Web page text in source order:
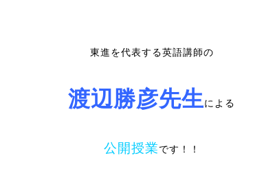
東進を代表する英語講師の
渡辺勝彦先生による
公開授業です！！